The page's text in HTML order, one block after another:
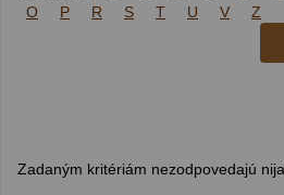
O
P R S T U V Z
Zadaným kritériám nezodpovedajú